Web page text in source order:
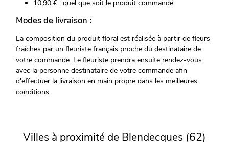
10,90 € : quel que soit le produit commandé.
Modes de livraison :
La composition du produit floral est réalisée à partir de fleurs
fraîches par un fleuriste français proche du destinataire de
votre commande. Le fleuriste prendra ensuite rendez-vous
avec la personne destinataire de votre commande afin
d'effectuer la livraison en main propre dans les meilleures
conditions.
Villes à proximité de Blendecques (62)